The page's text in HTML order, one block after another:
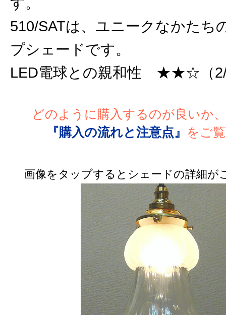
510/SATは、ユニークなかたち
プシェードです。
LED電球との親和性 ★★☆（
どのように購入するのが良いか
『購入の流れと注意点』
をご
画像をタップするとシェードの詳細が